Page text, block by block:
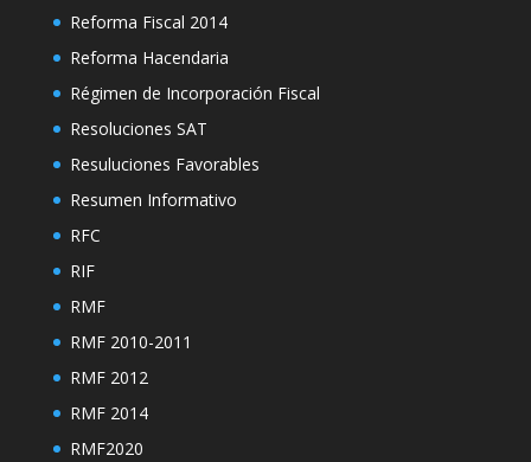
Reforma Fiscal 2014
Reforma Hacendaria
Régimen de Incorporación Fiscal
Resoluciones SAT
Resuluciones Favorables
Resumen Informativo
RFC
RIF
RMF
RMF 2010-2011
RMF 2012
RMF 2014
RMF2020